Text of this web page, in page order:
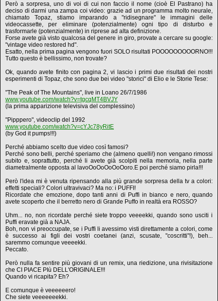
Però a sorpresa, uno di voi di cui non faccio il nome (cioè El Pastrano) ha
deciso di darmi una zampa coi video: grazie ad un programma molto neurale,
chiamato Topaz, stiamo imparando a "ridisegnare" le immagini delle
videocassette, per eliminare (potenzialmente) ogni tipo di disturbo e
trasformarle (potenzialmente) in riprese ad alta definizione.
Forse avete già visto qualcosa del genere in giro, provate a cercare su google:
"vintage video restored hd".
Esatto, nella prima pagina vengono fuori SOLO risultati POOOOOOOOORNO!!!
Tutto questo è bellissimo, non trovate?
Ok, quando avete finito con pagina 2, vi lascio i primi due risultati dei nostri
esperimenti di Topaz, che sono due bei video "storici" di Elio e le Storie Tese:
"The Peak of The Mountains", live in Loano 26/7/1986
www.youtube.com/watch?v=tgcqMT4BVJY
(la prima apparizione televisiva del complessino)
"Pipppero", videoclip del 1992
www.youtube.com/watch?v=cYJc78yRitE
(by God it pumps!!!)
Perché abbiamo scelto due video così famosi?
Perché sono belli, perché speriamo che (almeno quelli!) non vengano rimossi
subito e, soprattutto, perché li avete già scolpiti nella memoria, nella parte
diametralmente opposta al lavoOoOoOoOoOoro.E poi perché siamo pirla!!!
Però l'idea mi è venuta ripensando alla più grande sorpresa della tv a colori:
effetti speciali? Colori ultravivaci? Ma no: i PUFFI!
Ricordate che emozione, dopo tanti anni di Puffi in bianco e nero, quando
avete scoperto che il berretto nero di Grande Puffo in realtà era ROSSO?
Uhm... no, non ricordate perché siete troppo veeeekki, quando sono usciti i
Puffi eravate già a NAJA.
Boh, non vi preoccupate, se i Puffi li avessimo visti direttamente a colori, come
è successo ai figli dei vostri coetanei (anzi, scusate, "coscritti"!), beh...
saremmo comunque veeeekki.
Peccato.
Però nulla fa sentire più giovani di un remix, una riedizione, una rivisitazione
che CI PIACE PIù DELL'ORIGINALE!!!
Quando vi ricapita? Eh?
E comunque è veeeeeero!
Che siete veeeeeeekki.